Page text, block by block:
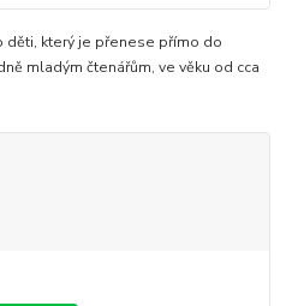
děti, který je přenese přímo do
mladým čtenářům, ve věku od cca